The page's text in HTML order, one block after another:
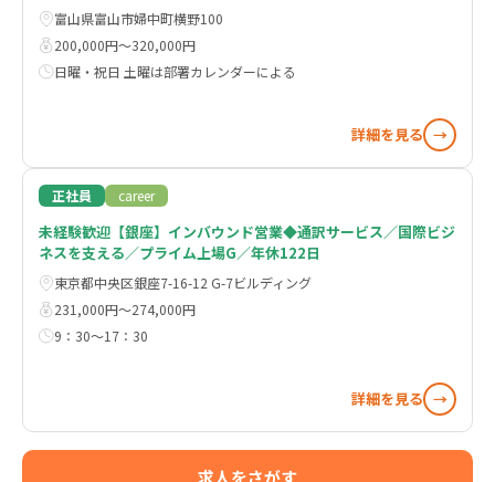
富山県富山市婦中町横野100
200,000円〜320,000円
日曜・祝日 土曜は部署カレンダーによる
詳細を見る →
正社員 career
未経験歓迎【銀座】インバウンド営業◆通訳サービス／国際ビジ
ネスを支える／プライム上場G／年休122日
東京都中央区銀座7-16-12 G-7ビルディング
231,000円〜274,000円
9：30～17：30
詳細を見る →
求人をさがす